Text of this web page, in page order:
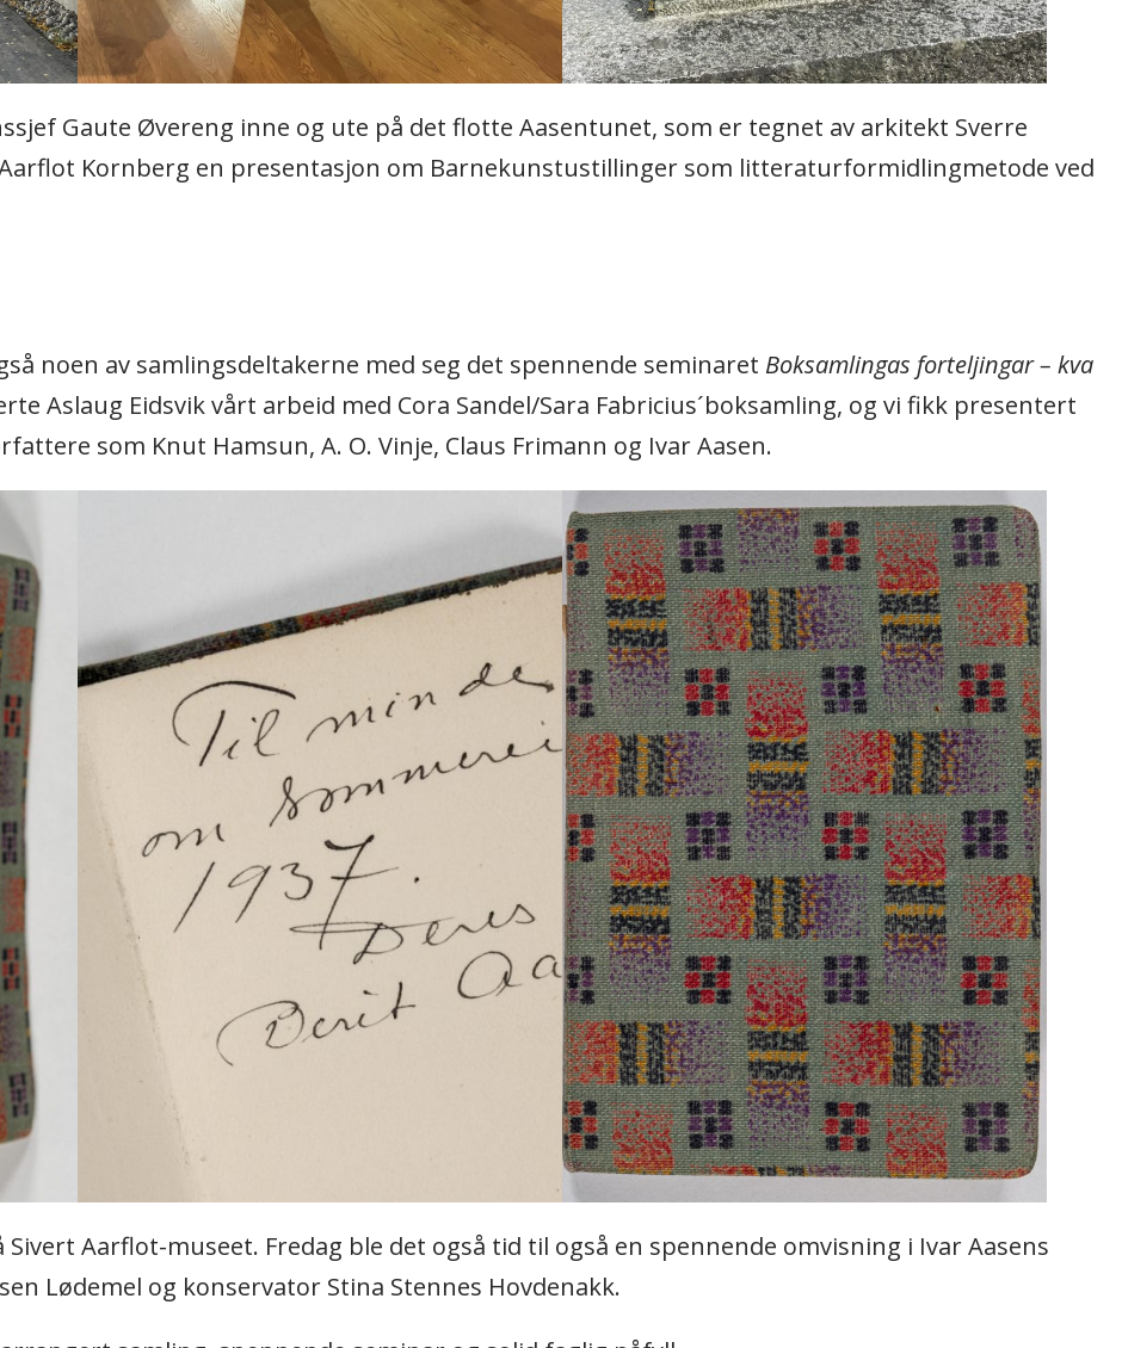
Gaute Øvereng inne og ute på det flotte Aasentunet, som er tegnet av arkitekt Sverre
Kornberg en presentasjon om Barnekunstustillinger som litteraturformidlingmetode ved
noen av samlingsdeltakerne med seg det spennende seminaret Boksamlingas forteljingar – kva
Aslaug Eidsvik vårt arbeid med Cora Sandel/Sara Fabricius´boksamling, og vi fikk presentert
som Knut Hamsun, A. O. Vinje, Claus Frimann og Ivar Aasen.
Aarflot-museet. Fredag ble det også tid til også en spennende omvisning i Ivar Aasens
Lødemel og konservator Stina Stennes Hovdenakk.